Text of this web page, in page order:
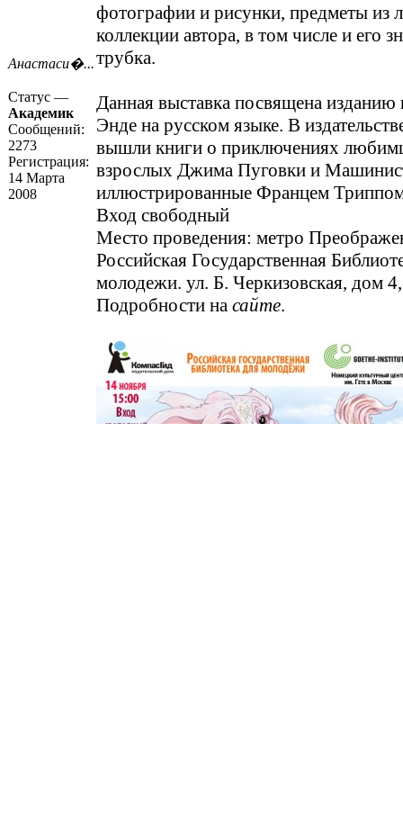
Анастаси�...
Статус —
Академик
Сообщений:
2273
Регистрация:
14 Марта
2008
фотографии и рисунки, предметы из
коллекции автора, в том числе и его
трубка.
Данная выставка посвящена
Энде на русском языке. В
вышли книги о приключениях
взрослых Джима Пуговки и
иллюстрированные Францем
Вход свободный
Место проведения: метро
Российская Государственная
молодежи. ул. Б. Черкизовская, дом
Подробности на сайте.